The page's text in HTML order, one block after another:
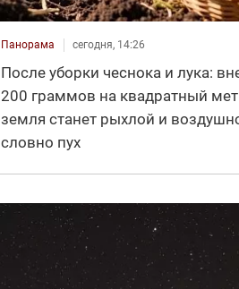
Панорама сегодня, 14:26
После уборки чеснока и лука:
200 граммов на квадратный
земля станет рыхлой и
словно пух